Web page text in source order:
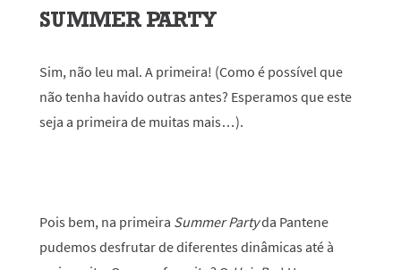
SUMMER PARTY
Sim, não leu mal. A primeira! (Como é possível que
não tenha havido outras antes? Esperamos que este
seja a primeira de muitas mais…).
Pois bem, na primeira Summer Partyda Pantene
pudemos desfrutar de diferentes dinâmicas até à